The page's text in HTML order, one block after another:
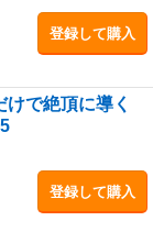
登録して購入
で絶頂に導く
登録して購入